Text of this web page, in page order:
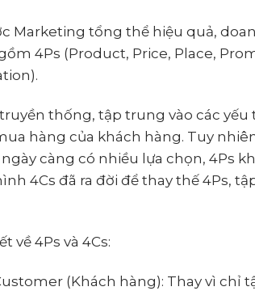
Marketing tổng thể hiệu quả,
4Ps (Product, Price, Place,
thống, tập trung vào các
hàng của khách hàng. Tuy
càng có nhiều lựa chọn, 4Ps
4Cs đã ra đời để thay thế 4Ps,
về 4Ps và 4Cs:
(Khách hàng): Thay vì chỉ